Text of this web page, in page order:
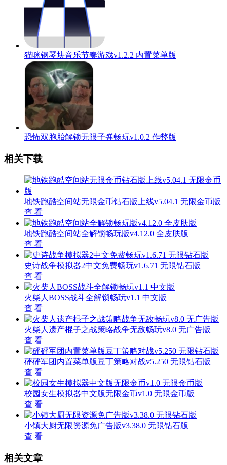
猫咪钢琴块音乐节奏游戏v1.2.2 内置菜单版
恐怖双胞胎解锁无限子弹畅玩v1.0.2 作弊版
相关下载
地铁跑酷空间站无限金币钻石版上线v5.04.1 无限金币版
查 看
地铁跑酷空间站全解锁畅玩版v4.12.0 全皮肤版
查 看
史诗战争模拟器2中文免费畅玩v1.6.71 无限钻石版
查 看
火柴人BOSS战斗全解锁畅玩v1.1 中文版
查 看
火柴人遗产棍子之战策略战争无敌畅玩v8.0 无广告版
查 看
砰砰军团内置菜单版豆丁策略对战v5.250 无限钻石版
查 看
校园女生模拟器中文版无限金币v1.0 无限金币版
查 看
小镇大厨无限资源免广告版v3.38.0 无限钻石版
查 看
相关文章